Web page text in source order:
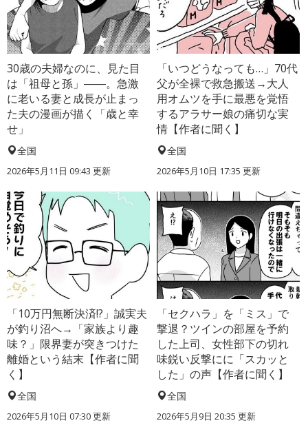
30歳の夫婦なのに、見た目
は「祖母と孫」――。急激
に老いる妻と成長が止まっ
た夫の漫画が描く「歳と幸
せ」
全国
2026年5月11日 09:43 更新
「いつどうなっても…」70代
父が全裸で救急搬送→大人
用オムツを手に最悪を覚悟
するアラサー娘の痛切な実
情【作者に聞く】
全国
2026年5月10日 17:35 更新
「10万円無断決済!?」誠実夫
が釣り沼へ→「家族より趣
味？」限界妻が突きつけた
離婚という結末【作者に聞
く】
全国
2026年5月10日 07:30 更新
「セクハラ」を「ミス」で
撃退？ツインの部屋を予約
した上司、女性部下の切れ
味鋭い反撃にに「スカッと
した」の声【作者に聞く】
全国
2026年5月9日 20:35 更新